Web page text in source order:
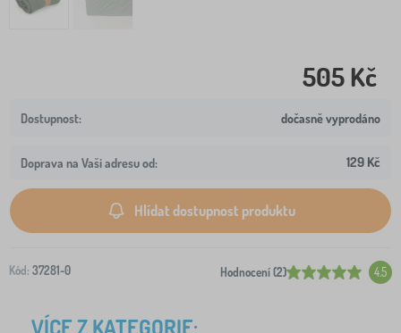
505 Kč
dočasně vyprodáno
Doprava na Vaši adresu od: 129 Kč
Hlídat dostupnost produktu
Kód: 37281-0 Hodnocení (2) 4.5
VÍCE Z KATEGORIE: